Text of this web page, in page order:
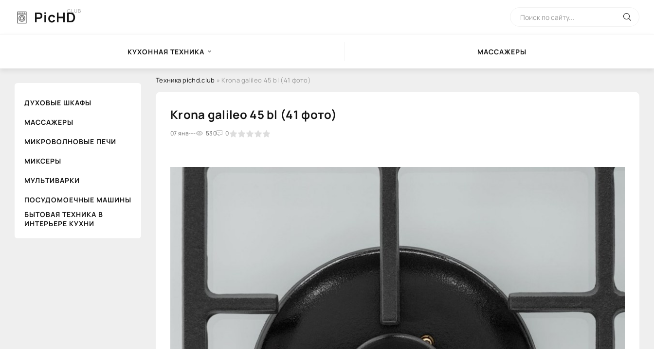
PicHD
CLUB
КУХОННАЯ ТЕХНИКА МАССАЖЕРЫ
ДУХОВЫЕ ШКАФЫ
МАССАЖЕРЫ
МИКРОВОЛНОВЫЕ ПЕЧИ
МИКСЕРЫ
МУЛЬТИВАРКИ
ПОСУДОМОЕЧНЫЕ МАШИНЫ
БЫТОВАЯ ТЕХНИКА В
ИНТЕРЬЕРЕ КУХНИ
Техника pichd.club » Krona galileo 45 bl (41 фото)
Krona galileo 45 bl (41 фото)
07 янв--- 530 0
1 2 3 4 5